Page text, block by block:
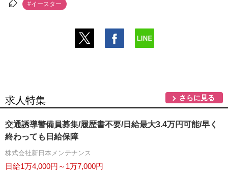
#イースター
求人特集 さらに見る
交通誘導警備員募集/履歴書不要/日給最大3.4万円可能/早く
終わっても日給保障
株式会社新日本メンテナンス
日給1万4,000円～1万7,000円